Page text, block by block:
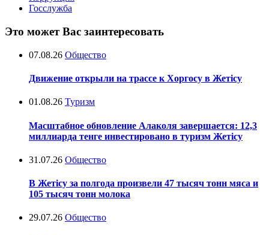
Госслужба
Это может Вас заинтересовать
07.08.26 Общество
Движение открыли на трассе к Хоргосу в Жетісу
01.08.26 Туризм
Масштабное обновление Алаколя завершается: 12,3
миллиарда тенге инвестировано в туризм Жетісу
31.07.26 Общество
В Жетісу за полгода произвели 47 тысяч тонн мяса и
105 тысяч тонн молока
29.07.26 Общество